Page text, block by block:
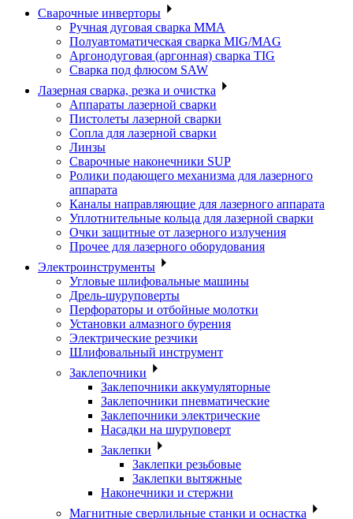
Сварочные инверторы
Ручная дуговая сварка MMA
Полуавтоматическая сварка MIG/MAG
Аргонодуговая (аргонная) сварка TIG
Сварка под флюсом SAW
Лазерная сварка, резка и очистка
Аппараты лазерной сварки
Пистолеты лазерной сварки
Сопла для лазерной сварки
Линзы
Сварочные наконечники SUP
Ролики подающего механизма для лазерного
аппарата
Каналы направляющие для лазерного аппарата
Уплотнительные кольца для лазерной сварки
Очки защитные от лазерного излучения
Прочее для лазерного оборудования
Электроинструменты
Угловые шлифовальные машины
Дрель-шуруповерты
Перфораторы и отбойные молотки
Установки алмазного бурения
Электрические резчики
Шлифовальный инструмент
Заклепочники
Заклепочники аккумуляторные
Заклепочники пневматические
Заклепочники электрические
Насадки на шуруповерт
Заклепки
Заклепки резьбовые
Заклепки вытяжные
Наконечники и стержни
Магнитные сверлильные станки и оснастка